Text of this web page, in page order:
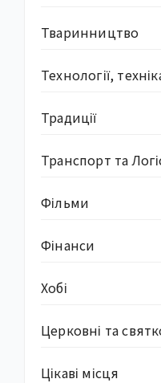
Тваринництво
Технології,
Традиції
Транспорт та
Фільми
Фінанси
Хобі
Церковні та
Цікаві місця